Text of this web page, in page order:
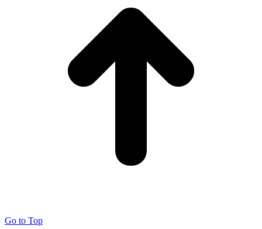
Go to Top